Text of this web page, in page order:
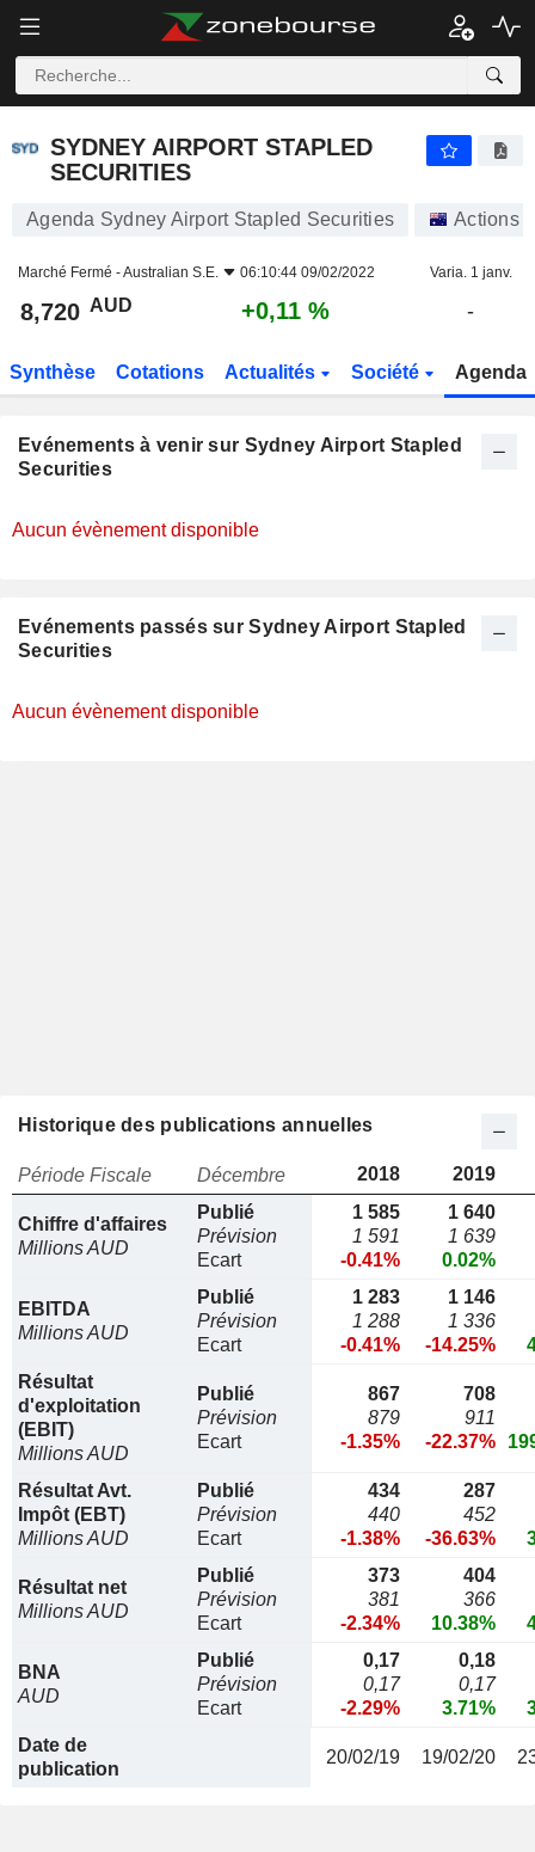
+0,11 %
SYDNEY AIRPORT STAPLED
SECURITIES
Agenda Sydney Airport Stapled Securities Actions
Marché Fermé -Australian S.E. 06:10:44 09/02/2022 Varia. 1 janv.
8,720 AUD +0,11 % -
Synthèse Cotations Actualités Société Agenda
Evénements à venir sur Sydney Airport Stapled
Securities
Aucun évènement disponible
Evénements passés sur Sydney Airport Stapled
Securities
Aucun évènement disponible
Historique des publications annuelles
Période Fiscale Décembre 2018 2019
Chiffre d'affaires
Millions AUD
Publié
Prévision
Ecart
1 585
1 591
-0.41%
1 640
1 639
0.02%
EBITDA
Millions AUD
Publié
Prévision
Ecart
1 283
1 288
-0.41%
1 146
1 336
-14.25%
Résultat
d'exploitation
(EBIT)
Millions AUD
Publié
Prévision
Ecart
867
879
-1.35%
708
911
-22.37%
Résultat Avt.
Impôt (EBT)
Millions AUD
Publié
Prévision
Ecart
434
440
-1.38%
287
452
-36.63%
Résultat net
Millions AUD
Publié
Prévision
Ecart
373
381
-2.34%
404
366
10.38%
BNA
AUD
Publié
Prévision
Ecart
0,17
0,17
-2.29%
0,18
0,17
3.71%
Date de
publication
20/02/19 19/02/20